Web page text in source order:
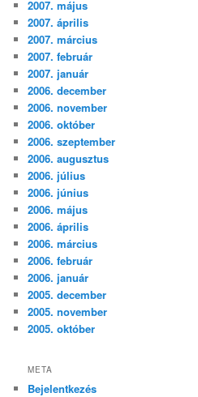
2007. május
2007. április
2007. március
2007. február
2007. január
2006. december
2006. november
2006. október
2006. szeptember
2006. augusztus
2006. július
2006. június
2006. május
2006. április
2006. március
2006. február
2006. január
2005. december
2005. november
2005. október
META
Bejelentkezés